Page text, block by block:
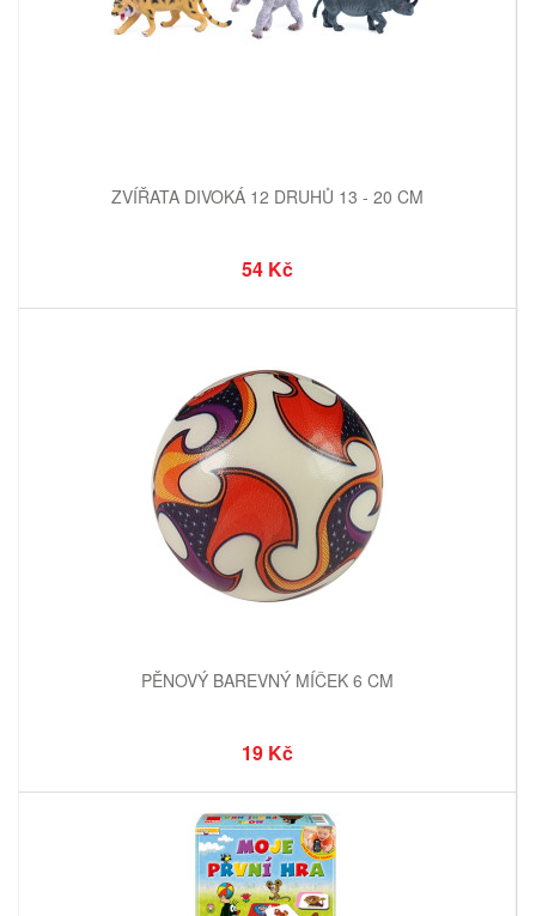
ZVÍŘATA DIVOKÁ 12 DRUHŮ 13 - 20 CM
54 Kč
PĚNOVÝ BAREVNÝ MÍČEK 6 CM
19 Kč